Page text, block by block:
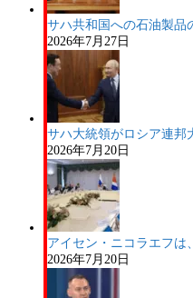
サハ共和国への石油製品
2026年7月27日
サハ大統領がロシア連邦
2026年7月20日
アイセン・ニコラエフは
2026年7月20日